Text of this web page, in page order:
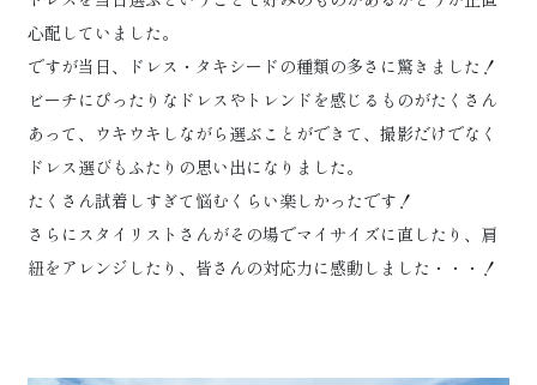
心配していました。
ですが当日、ドレス・タキシードの種類の多さに驚きました！
ビーチにぴったりなドレスやトレンドを感じるものがたくさん
あって、ウキウキしながら選ぶことができて、撮影だけでなく
ドレス選びもふたりの思い出になりました。
たくさん試着しすぎて悩むくらい楽しかったです！
さらにスタイリストさんがその場でマイサイズに直したり、肩
紐をアレンジしたり、皆さんの対応力に感動しました・・・！